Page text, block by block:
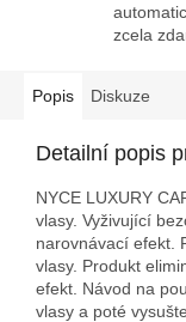
zcela
Popis Diskuze
Detailní popis
NYCE LUXURY
vlasy. Vyživující
narovnávací efekt.
vlasy. Produkt
efekt. Návod na
vlasy a poté